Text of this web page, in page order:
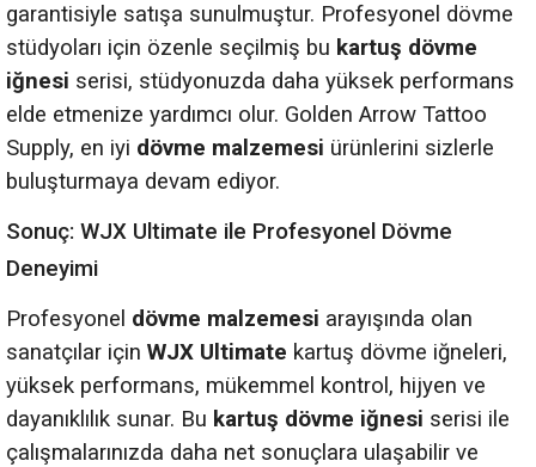
garantisiyle satışa sunulmuştur. Profesyonel dövme
stüdyoları için özenle seçilmiş bu kartuş dövme
iğnesi serisi, stüdyonuzda daha yüksek performans
elde etmenize yardımcı olur. Golden Arrow Tattoo
Supply, en iyi dövme malzemesi ürünlerini sizlerle
buluşturmaya devam ediyor.
Sonuç: WJX Ultimate ile Profesyonel Dövme
Deneyimi
Profesyonel dövme malzemesi arayışında olan
sanatçılar için WJX Ultimate kartuş dövme iğneleri,
yüksek performans, mükemmel kontrol, hijyen ve
dayanıklılık sunar. Bu kartuş dövme iğnesi serisi ile
çalışmalarınızda daha net sonuçlara ulaşabilir ve